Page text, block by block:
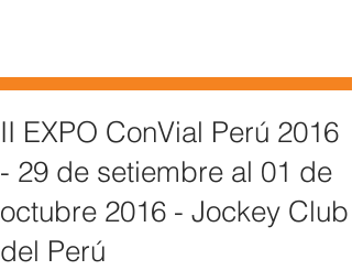
II EXPO ConVial Perú 2016
- 29 de setiembre al 01 de
octubre 2016 - Jockey Club
del Perú